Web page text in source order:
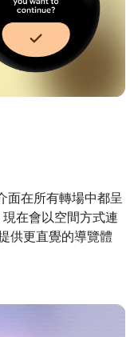
面在所有轉場中都呈
在會以空間方式連
供更直覺的導覽體